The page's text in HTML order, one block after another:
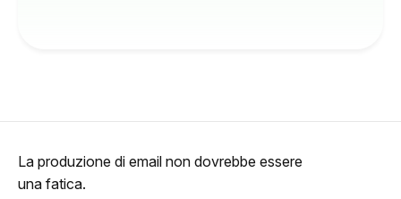
La produzione di email non dovrebbe essere
una fatica.